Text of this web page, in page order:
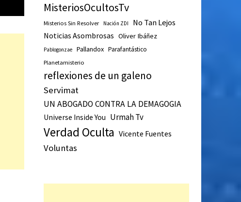
MisteriosOcultosTv
Misterios Sin Resolver Nación ZDI No Tan Lejos
Noticias Asombrosas Oliver Ibáñez
Pablogonzae Pallandox Parafantástico
Planetamisterio
reflexiones de un galeno
Servimat
UN ABOGADO CONTRA LA DEMAGOGIA
Universe Inside You Urmah Tv
Verdad Oculta Vicente Fuentes
Voluntas